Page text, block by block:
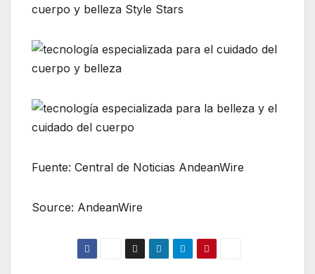
Fuente: Central de Noticias AndeanWire
Source: AndeanWire